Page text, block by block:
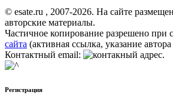
© esate.ru , 2007-2026. На сайте
авторские материалы.
Частичное копирование разрешено при
сайта (активная ссылка, указание
Контактный email:
.
Регистрация